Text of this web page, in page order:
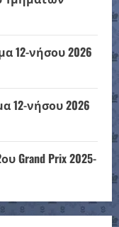
12-νήσου 2026
12-νήσου 2026
Grand Prix 2025-